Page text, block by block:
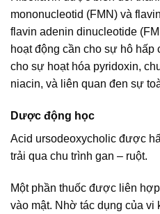
mononucleotid (FMN) và
flavin adenin dinucleotide
hoạt động cần cho sự hô hấp
cho sự hoạt hóa pyridoxin,
niacin, và liên quan đen sự
Dược động học
Acid ursodeoxycholic được
trải qua chu trình gan – ruột.
Một phần thuốc được liên
vào mật. Nhờ tác dụng của vi